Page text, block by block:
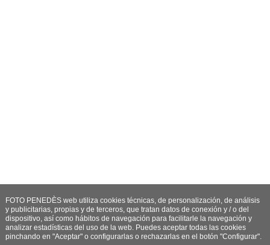
FOTO PENEDÈS web utiliza cookies técnicas, de personalización, de análisis
y publicitarias, propias y de terceros, que tratan datos de conexión y / o del
dispositivo, así como hábitos de navegación para facilitarle la navegación y
analizar estadísticas del uso de la web. Puedes aceptar todas las cookies
pinchando en "Aceptar" o configurarlas o rechazarlas en el botón "Configurar".